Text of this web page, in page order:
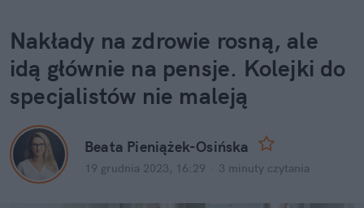
Nakłady na zdrowie rosną, ale
idą głównie na pensje. Kolejki do
specjalistów nie maleją
Beata Pieniążek-Osińska
19 grudnia 2023, 16:29 3 minuty czytania